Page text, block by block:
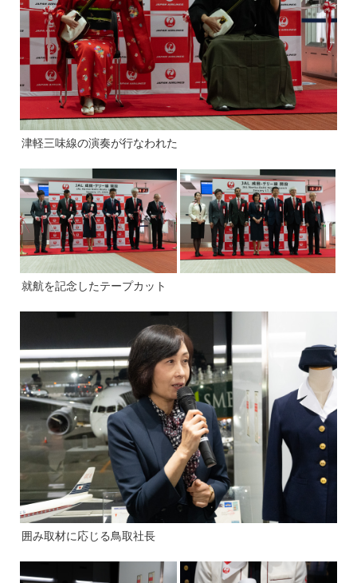
津軽三味線の演奏が行なわれた
就航を記念したテープカット
囲み取材に応じる鳥取社長